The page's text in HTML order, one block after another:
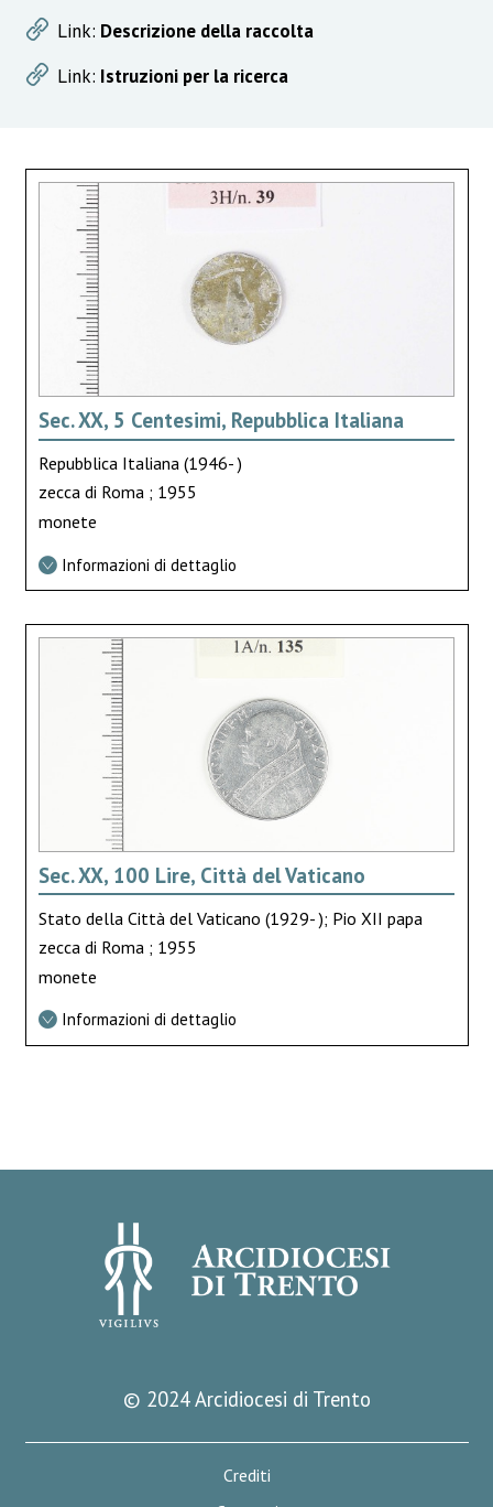
Link: Descrizione della raccolta
Link: Istruzioni per la ricerca
Sec. XX, 5 Centesimi, Repubblica Italiana
Repubblica Italiana (1946- )
zecca di Roma ; 1955
monete
Informazioni di dettaglio
Sec. XX, 100 Lire, Città del Vaticano
Stato della Città del Vaticano (1929- ); Pio XII papa
zecca di Roma ; 1955
monete
Informazioni di dettaglio
© 2024 Arcidiocesi di Trento
Crediti